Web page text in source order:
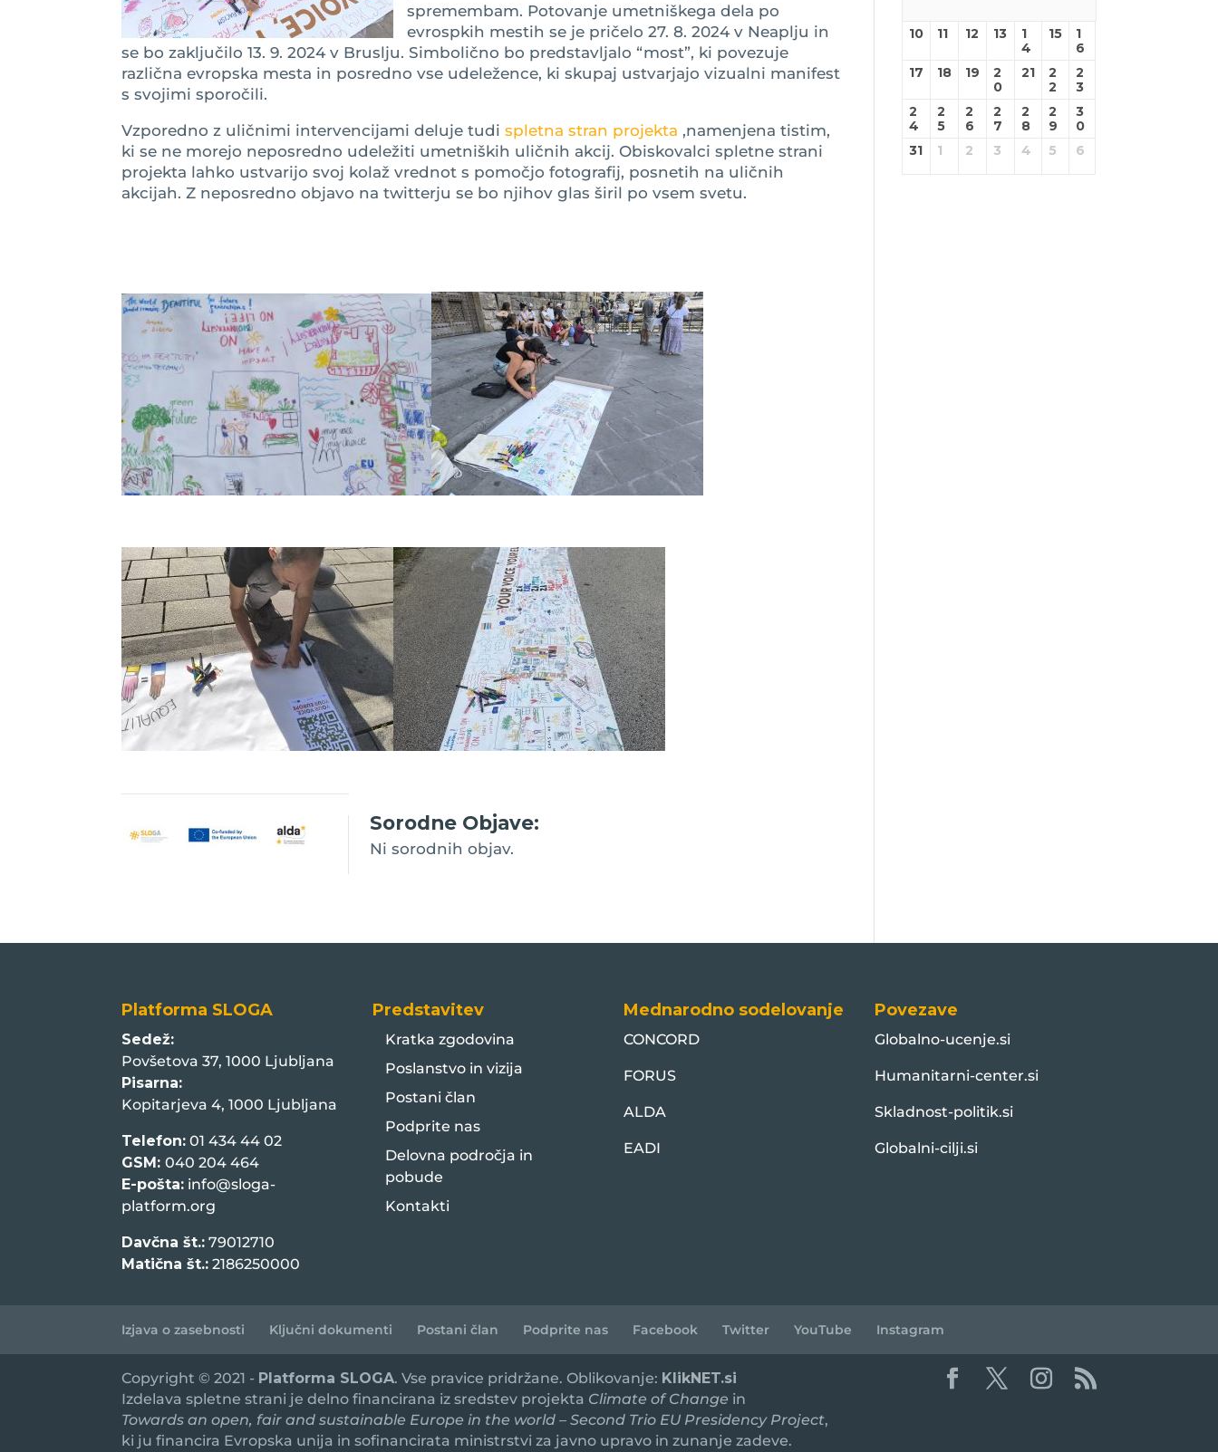
spremembam. Potovanje umetniškega dela po
evrospkih mestih se je pričelo 27. 8. 2024 v Neaplju in
se bo zaključilo 13. 9. 2024 v Bruslju. Simbolično bo predstavljalo “most”, ki povezuje
različna evropska mesta in posredno vse udeležence, ki skupaj ustvarjajo vizualni manifest
s svojimi sporočili.
Vzporedno z uličnimi intervencijami deluje tudispletna stran projekta ,namenjena tistim,
ki se ne morejo neposredno udeležiti umetniških uličnih akcij. Obiskovalci spletne strani
projekta lahko ustvarijo svoj kolaž vrednot s pomočjo fotografij, posnetih na uličnih
akcijah. Z neposredno objavo na twitterju se bo njihov glas širil po vsem svetu.
Sorodne Objave:
Ni sorodnih objav.
10 11 12 13
1
4
15
1
6
17
18 19
2
0
21
2
2
2
3
2
4
2
5
2
6
2
7
2
8
2
9
3
0
31
1 2 3 4 5 6
Platforma SLOGA
Sedež:
Povšetova 37, 1000 Ljubljana
Pisarna:
Kopitarjeva 4, 1000 Ljubljana
Telefon: 01 434 44 02
GSM:040 204 464
E-pošta: info@sloga-
platform.org
Davčna št.: 79012710
Matična št.: 2186250000
Predstavitev
Kratka zgodovina
Poslanstvo in vizija
Postani član
Podprite nas
Delovna področja in
pobude
Kontakti
Mednarodno sodelovanje
CONCORD
FORUS
ALDA
EADI
Povezave
Globalno-ucenje.si
Humanitarni-center.si
Skladnost-politik.si
Globalni-cilji.si
Izjava o zasebnosti Ključni dokumenti Postani član Podprite nas Facebook Twitter YouTube Instagram
Copyright © 2021 - Platforma SLOGA. Vse pravice pridržane. Oblikovanje: KlikNET.si
Izdelava spletne strani je delno financirana iz sredstev projekta Climate of Change in
Towards an open, fair and sustainable Europe in the world – Second Trio EU Presidency Project,
ki ju financira Evropska unija in sofinancirata ministrstvi za javno upravo in zunanje zadeve.